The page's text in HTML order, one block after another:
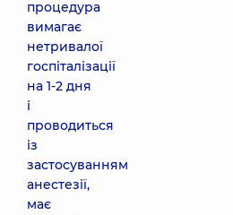
процедура
вимагає
нетривалої
госпіталізації
на 1-2 дня
і
проводиться
із
застосуванням
анестезії,
має